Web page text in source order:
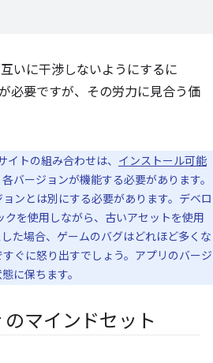
いに干渉しないようにするに
必要ですが、その労力に見合う価
イトの組み合わせは、 インストール可能
バージョンが機能する必要があります。
ンとは別にする必要があります。デベロ
クを使用しながら、古いアセットを使用
た場合、ゲームのバグはどれほど多くな
ぐに怒り出すでしょう。アプリのバージ
に保ちます。
マインドセット